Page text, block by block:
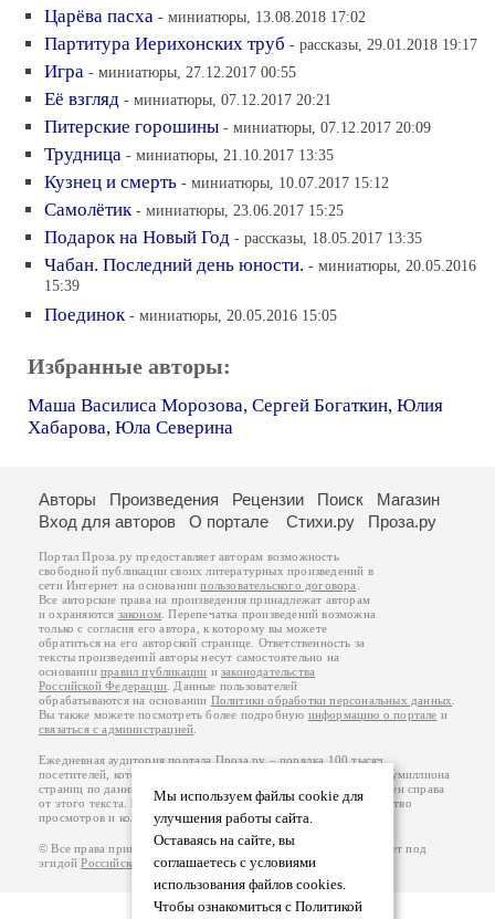
Царёва пасха - миниатюры, 13.08.2018 17:02
Партитура Иерихонских труб - рассказы, 29.01.2018 19:17
Игра - миниатюры, 27.12.2017 00:55
Её взгляд - миниатюры, 07.12.2017 20:21
Питерские горошины - миниатюры, 07.12.2017 20:09
Трудница - миниатюры, 21.10.2017 13:35
Кузнец и смерть - миниатюры, 10.07.2017 15:12
Самолётик - миниатюры, 23.06.2017 15:25
Подарок на Новый Год - рассказы, 18.05.2017 13:35
Чабан. Последний день юности. - миниатюры, 20.05.2016
15:39
Поединок - миниатюры, 20.05.2016 15:05
Избранные авторы:
Маша Василиса Морозова, Сергей Богаткин, Юлия
Хабарова, Юла Северина
Мы используем файлы cookie для
улучшения работы сайта.
Оставаясь на сайте, вы
соглашаетесь с условиями
использования файлов cookies.
Чтобы ознакомиться с Политикой
Авторы Произведения Рецензии Поиск
Магазин
Вход для авторов
О портале Стихи.ру Проза.ру
Портал Проза.ру предоставляет авторам возможность
свободной публикации своих литературных произведений в
сети Интернет на основаниипользовательского договора
Все авторские права на произведения принадлежат авторам
и охраняются законом . Перепечатка произведений возможна
только с согласия его автора, к которому вы можете
обратиться на его авторской странице. Ответственность за
тексты произведений авторы несут самостоятельно на
основанииправил публикации изаконодательства
Российской Федерации . Данные пользователей
обрабатываются на основании Политики обработки персональных данных
Вы также можете посмотреть более подробную информацию о портале и
связаться с администрацией
Ежедневная аудитория портала Проза.ру – порядка 100 тысяч
посетителей, которые в общей сумме просматривают более полумиллиона
страниц по данным счетчика посещаемости, который расположен справа
от этого текста. В каждой графе указано по две цифры: количество
просмотров и количество посетителей.
© Все права принадлежат авторам, 2000-2026. Портал работает под
эгидойРоссийского союза писателей.18+